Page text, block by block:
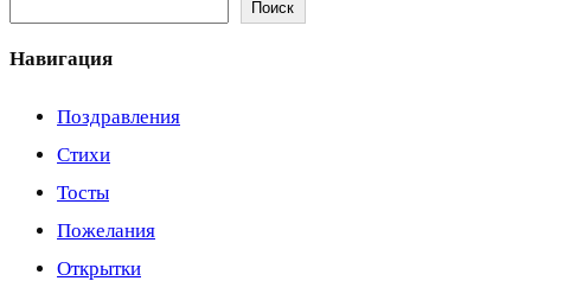
Поиск
Навигация
Поздравления
Стихи
Тосты
Пожелания
Открытки